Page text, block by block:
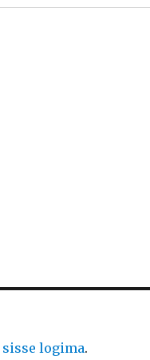
sisse logima.